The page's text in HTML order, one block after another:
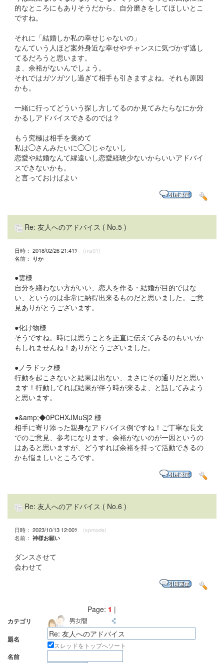
的なところにもありそうだから、自分磨きをしてほしいとこ
ですね。
それに「結婚しか私の幸せじゃないの」
なんていう人ほど案外身近な幸せやチャンスに気づかず逃し
てるだろうと思います。
ま、余裕がないんでしょう。
それではガツガツし過ぎて相手も引きますよね。それも原因
かも。
一緒に行ってどういう探し方してるのか見てみたらなにか分
かるしアドバイスできるのでは？
もう究極は相手を褒めて
私は◯さんみたいに◯◯じゃないし
恋愛や結婚なんて縁遠いし恋愛経験少ないからいいアドバイ
スできないかも。
と言っておけばよい
Re: 友人へのアドバイス ( No.5 )
日時： 2018/02/26 21:41ﾂ (ms01)
名前：
りか
●雲様
自分を繕わない方がいい、恋人を作る・結婚が目的ではな
い、というのは非常に納得出来るものだと思いました。ご意
見ありがとうございます。
●化け物様
そうですね。時には思うことを正直に伝えてみるのもいいか
もしれませんね！ありがとうございました。
●ノラドック様
行動を起こさないと結果は出ない、まさにその通りだと思い
ます！行動してれば結果が伴う時が来るよ、と話してみよう
と思います。
●&amp;◆0PCHXJMuSj2 様
相手に寄り添った親身なアドバイス例ですね！ご丁寧な長文
でのご意見、参考になります。余裕がないのが一因というの
はあると思いますが、どうすれば余裕を持って活動できるの
かも悩ましいところです。
Re: 友人へのアドバイス ( No.6 )
日時： 2023/10/13 12:00ﾂ (spmode)
名前： 神様お願い
ダンスさせて
会わせて
Page: 1 |
カテゴリ
題名
スレッドをトップへソート
名前